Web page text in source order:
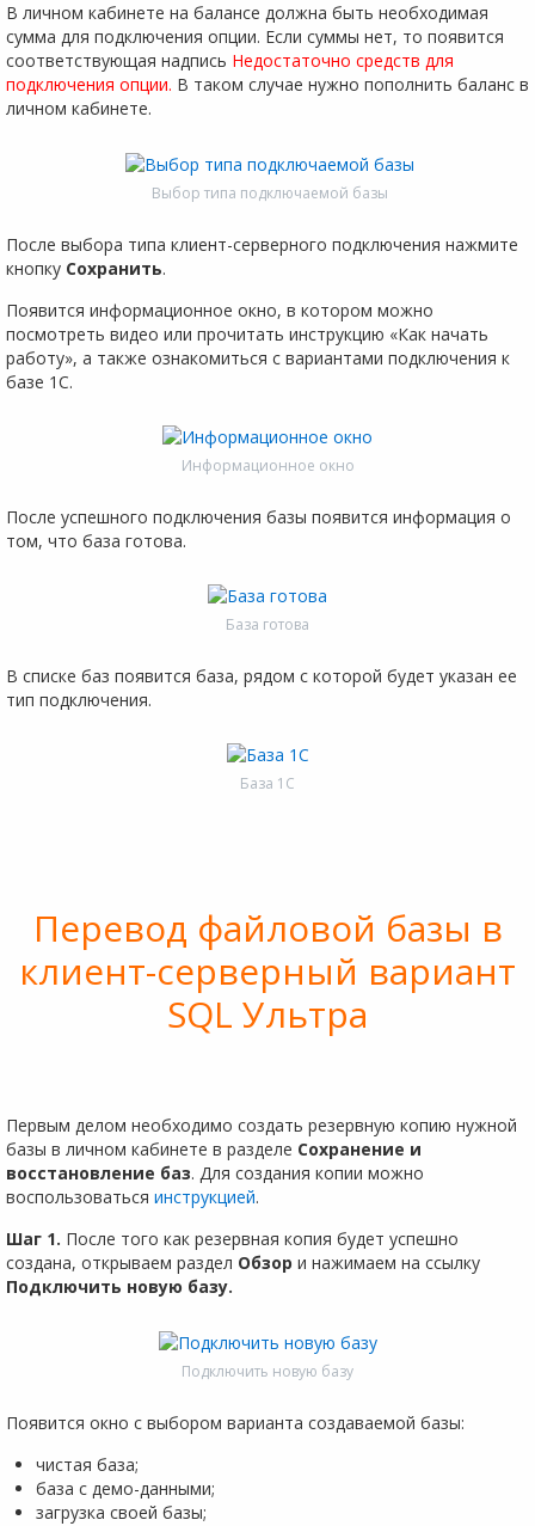
В личном кабинете на балансе должна быть необходимая
сумма для подключения опции. Если суммы нет, то появится
соответствующая надпись Недостаточно средств для
подключения опции. В таком случае нужно пополнить баланс в
личном кабинете.
Выбор типа подключаемой базы
После выбора типа клиент-серверного подключения нажмите
кнопку Сохранить.
Появится информационное окно, в котором можно
посмотреть видео или прочитать инструкцию «Как начать
работу», а также ознакомиться с вариантами подключения к
базе 1С.
Информационное окно
После успешного подключения базы появится информация о
том, что база готова.
База готова
В списке баз появится база, рядом с которой будет указан ее
тип подключения.
База 1С
Перевод файловой базы в
клиент-серверный вариант
SQL Ультра
Первым делом необходимо создать резервную копию нужной
базы в личном кабинете в разделе Сохранение и
восстановление баз. Для создания копии можно
воспользоваться инструкцией.
Шаг 1. После того как резервная копия будет успешно
создана, открываем раздел Обзор и нажимаем на ссылку
Подключить новую базу.
Подключить новую базу
Появится окно с выбором варианта создаваемой базы:
чистая база;
база с демо-данными;
загрузка своей базы;